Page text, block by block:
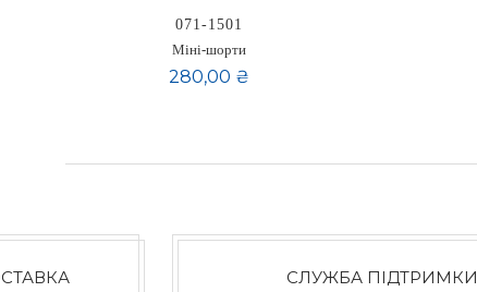
071-1501
Міні-шорти
280,00 ₴
СЛУЖБА ПІДТРИМКИ